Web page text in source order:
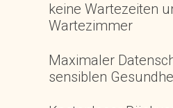
keine Wartezeiten
Wartezimmer
Maximaler
sensiblen